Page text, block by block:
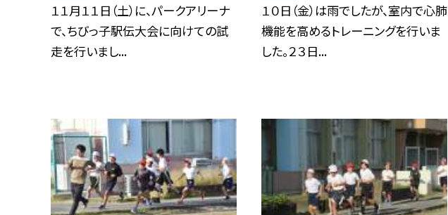
１１月１１日（土）に、パークアリーナ
で、ちびっ子駅伝大会に向けての試
走を行いまし...
１０日（金）は雨でしたが、室内で心肺
機能を高めるトレーニングを行いま
した。２３日...